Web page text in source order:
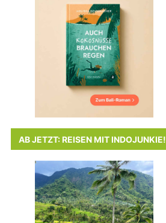
AB JETZT: REISEN MIT INDOJUNKIE!